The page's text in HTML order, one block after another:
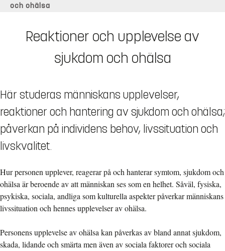
och ohälsa
Reaktioner och upplevelse av
sjukdom och ohälsa
Här studeras människans upplevelser,
reaktioner och hantering av sjukdom och ohälsa;
påverkan på individens behov, livssituation och
livskvalitet.
Hur personen upplever, reagerar på och hanterar symtom, sjukdom och
ohälsa är beroende av att människan ses som en helhet. Såväl, fysiska,
psykiska, sociala, andliga som kulturella aspekter påverkar människans
livssituation och hennes upplevelser av ohälsa.
Personens upplevelse av ohälsa kan påverkas av bland annat sjukdom,
skada, lidande och smärta men även av sociala faktorer och sociala